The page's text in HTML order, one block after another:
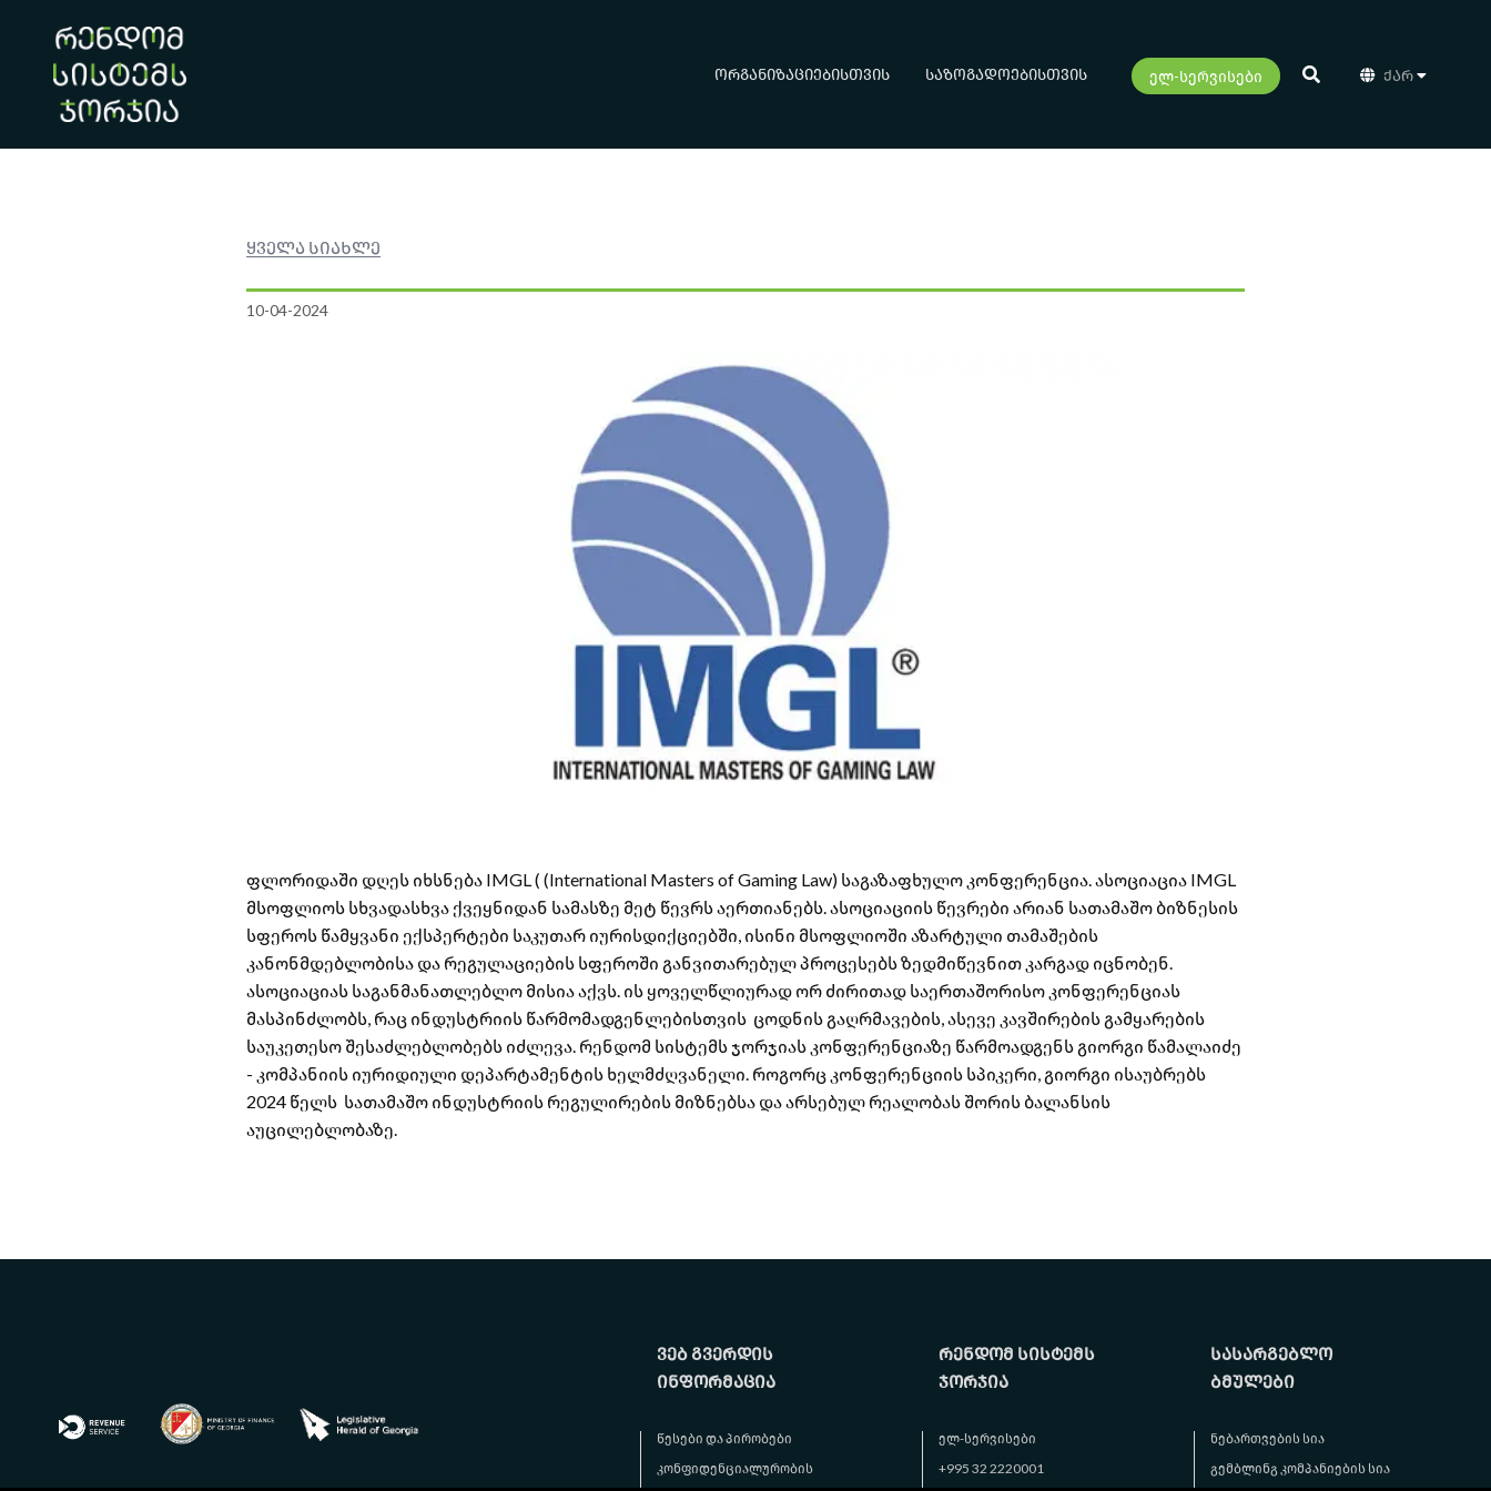
ორგანიზაციებისთვის საზოგადოებისთვის ელ-სერვისები ქარ
ყველა სიახლე
10-04-2024
ფლორიდაში დღეს იხსნება IMGL ( (International Masters of Gaming Law) საგაზაფხულო კონფერენცია. ასოციაცია IMGL
მსოფლიოს სხვადასხვა ქვეყნიდან სამასზე მეტ წევრს აერთიანებს. ასოციაციის წევრები არიან სათამაშო ბიზნესის
სფეროს წამყვანი ექსპერტები საკუთარ იურისდიქციებში, ისინი მსოფლიოში აზარტული თამაშების
კანონმდებლობისა და რეგულაციების სფეროში განვითარებულ პროცესებს ზედმიწევნით კარგად იცნობენ.
ასოციაციას საგანმანათლებლო მისია აქვს. ის ყოველწლიურად ორ ძირითად საერთაშორისო კონფერენციას
მასპინძლობს, რაც ინდუსტრიის წარმომადგენლებისთვის ცოდნის გაღრმავების, ასევე კავშირების გამყარების
საუკეთესო შესაძლებლობებს იძლევა. რენდომ სისტემს ჯორჯიას კონფერენციაზე წარმოადგენს გიორგი წამალაიძე
- კომპანიის იურიდიული დეპარტამენტის ხელმძღვანელი. როგორც კონფერენციის სპიკერი, გიორგი ისაუბრებს
2024 წელს სათამაშო ინდუსტრიის რეგულირების მიზნებსა და არსებულ რეალობას შორის ბალანსის
აუცილებლობაზე.
ვებ გვერდის
ინფორმაცია
წესები და პირობები
კონფიდენციალურობის
რენდომ სისტემს
ჯორჯია
ელ-სერვისები
+995 32 2220001
სასარგებლო
ბმულები
ნებართვების სია
გემბლინგ კომპანიების სია